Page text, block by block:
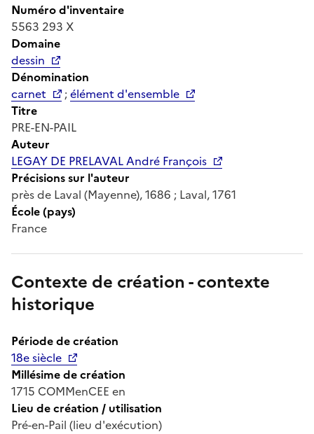
Numéro d'inventaire
5563 293 X
Domaine
dessin
Dénomination
carnet
;élément d'ensemble
Titre
PRE-EN-PAIL
Auteur
LEGAY DE PRELAVAL André François
Précisions sur l'auteur
près de Laval (Mayenne), 1686 ; Laval, 1761
École (pays)
France
Contexte de création - contexte
historique
Période de création
18e siècle
Millésime de création
1715 COMMenCEE en
Lieu de création / utilisation
Pré-en-Pail (lieu d'exécution)